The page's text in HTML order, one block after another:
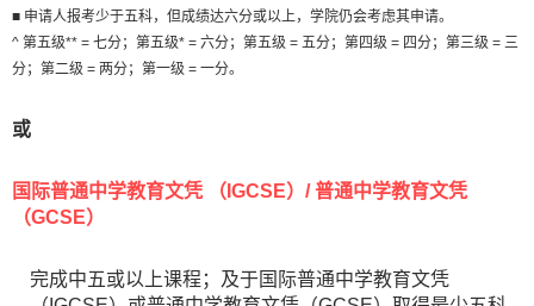
■ 申请人报考少于五科，但成绩达六分或以上，学院仍会考虑其申请。
^ 第五级** = 七分；第五级* = 六分；第五级 = 五分；第四级 = 四分；第三级 = 三
分；第二级 = 两分；第一级 = 一分。
或
国际普通中学教育文凭 （IGCSE）/ 普通中学教育文凭
（GCSE）
完成中五或以上课程；及于国际普通中学教育文凭